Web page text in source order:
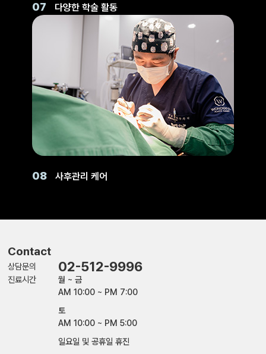
07 다양한 학술 활동
08 사후관리 케어
Contact
상담문의 02-512-9996
진료시간
월 ~ 금
AM 10:00 ~ PM 7:00
토
AM 10:00 ~ PM 5:00
일요일 및 공휴일 휴진